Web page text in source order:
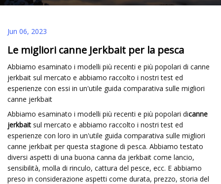
Jun 06, 2023
Le migliori canne Jerkbait per la pesca
Abbiamo esaminato i modelli più recenti e più popolari di canne
jerkbait sul mercato e abbiamo raccolto i nostri test ed
esperienze con essi in un'utile guida comparativa sulle migliori
canne jerkbait
Abbiamo esaminato i modelli più recenti e più popolari dicanne
jerkbait sul mercato e abbiamo raccolto i nostri test ed
esperienze con loro in un'utile guida comparativa sulle migliori
canne jerkbait per questa stagione di pesca. Abbiamo testato
diversi aspetti di una buona canna da jerkbait come lancio,
sensibilità, molla di rinculo, cattura del pesce, ecc. E abbiamo
preso in considerazione aspetti come durata, prezzo, storia del